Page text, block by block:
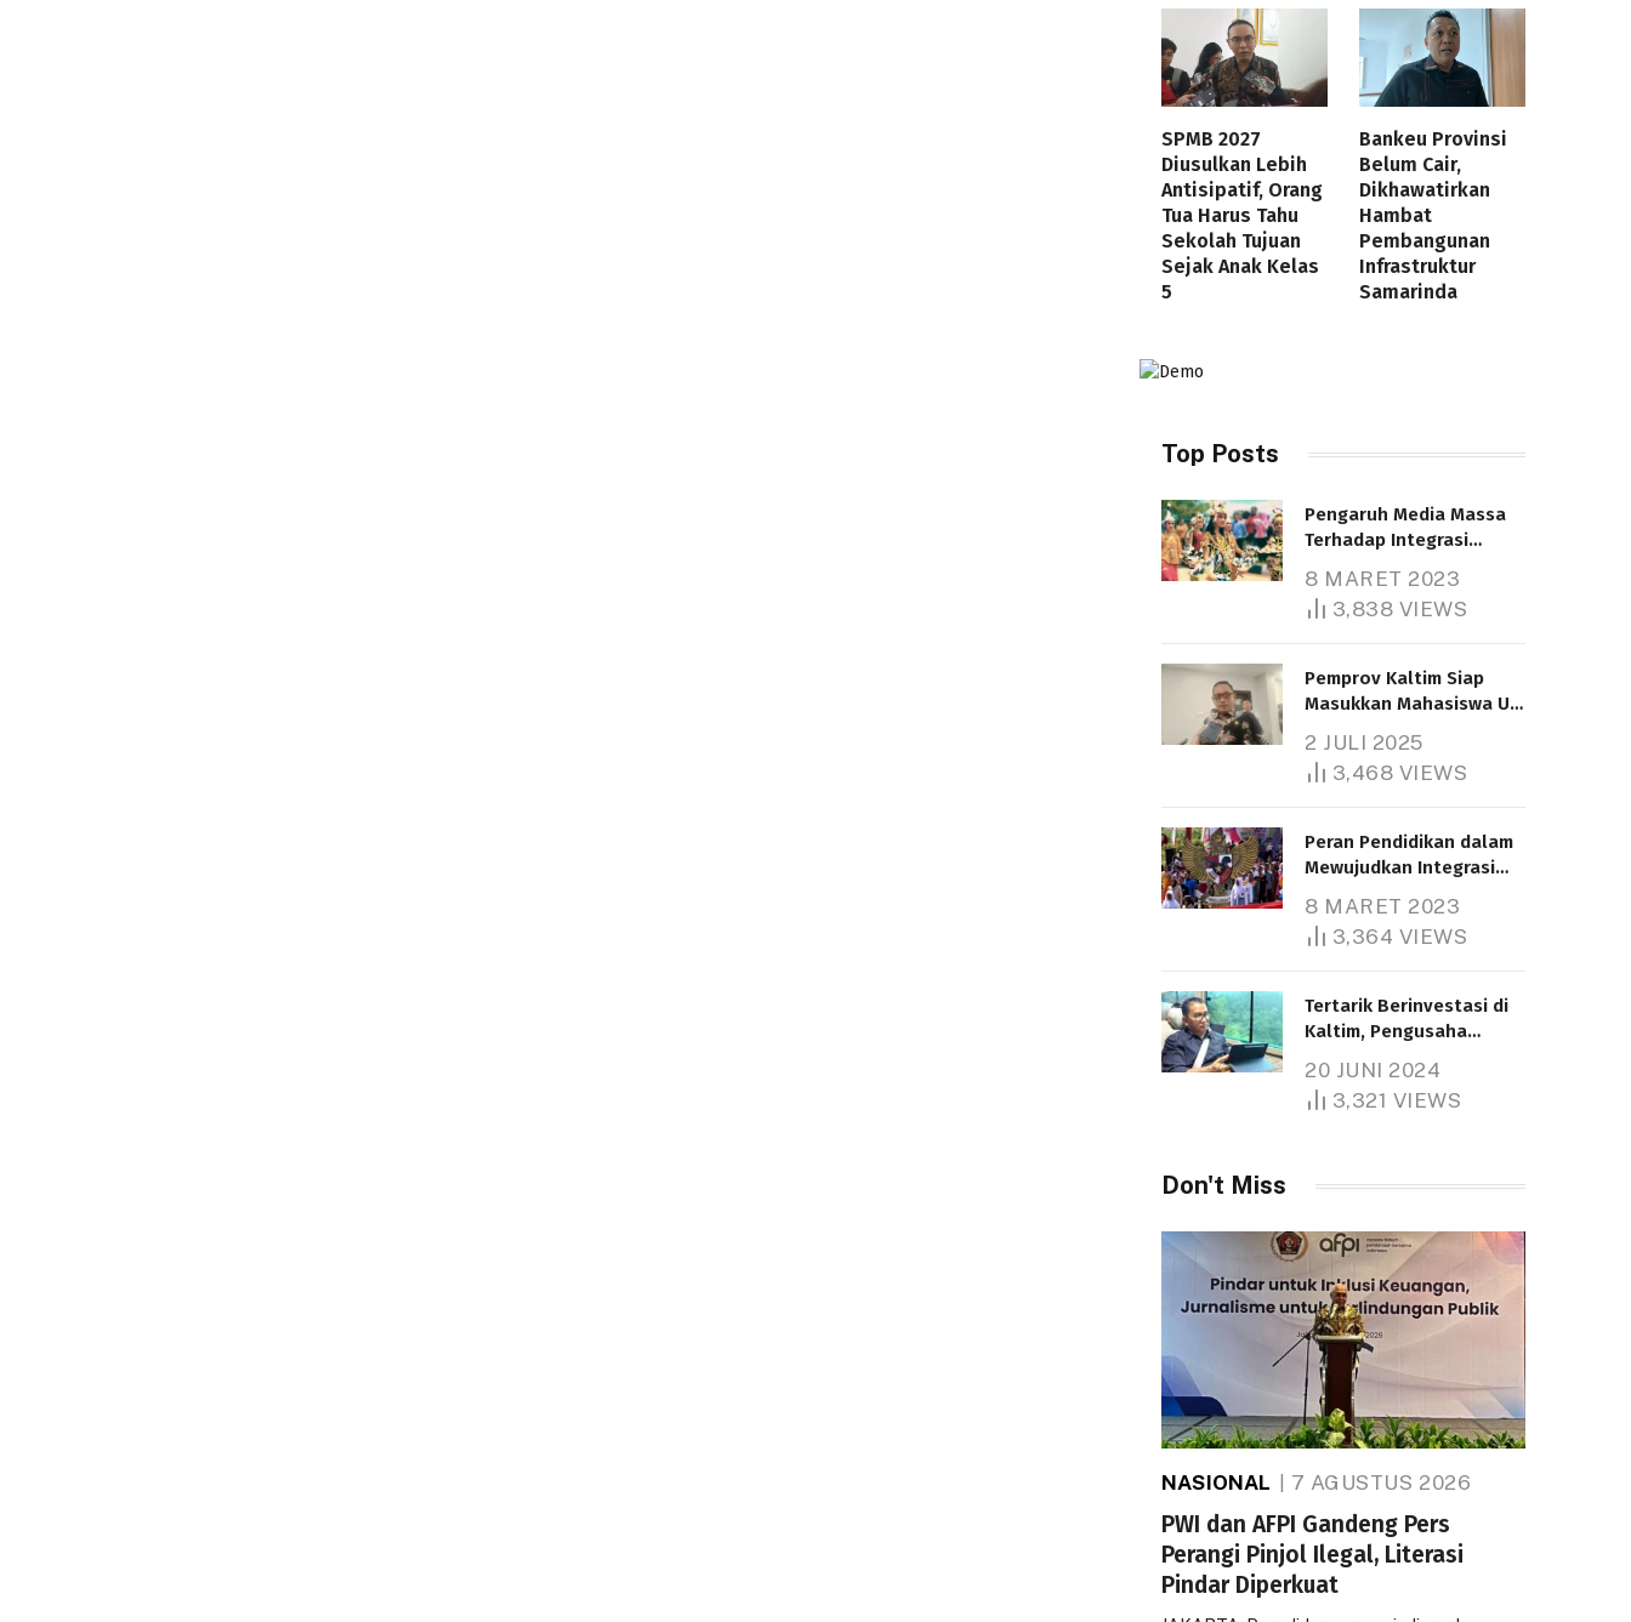
SPMB 2027
Diusulkan Lebih
Antisipatif, Orang
Tua Harus Tahu
Sekolah Tujuan
Sejak Anak Kelas
5
Bankeu Provinsi
Belum Cair,
Dikhawatirkan
Hambat
Pembangunan
Infrastruktur
Samarinda
Top Posts
Pengaruh Media Massa
Terhadap Integrasi
8 MARET 2023
3,838 VIEWS
Pemprov Kaltim Siap
Masukkan Mahasiswa UT
Bantuan Pendidikan
Gratispol
2 JULI 2025
3,468 VIEWS
Peran Pendidikan dalam
Mewujudkan Integrasi
8 MARET 2023
3,364 VIEWS
Tertarik Berinvestasi di
Kaltim, Pengusaha
1.000 Hektare
20 JUNI 2024
3,321 VIEWS
Don't Miss
NASIONAL 7 AGUSTUS 2026
PWI dan AFPI Gandeng Pers
Perangi Pinjol Ilegal, Literasi
Pindar Diperkuat